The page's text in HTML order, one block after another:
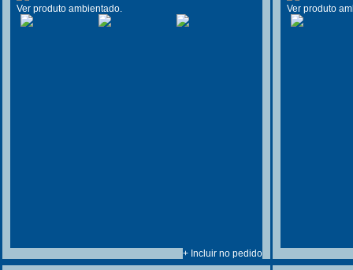
Ver produto ambientado.
+ Incluir no pedido
Ver produto